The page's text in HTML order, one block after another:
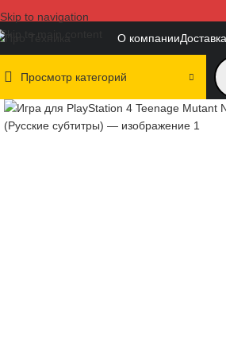
Skip to navigation
Skip to main content
О компании
Просмотр категорий